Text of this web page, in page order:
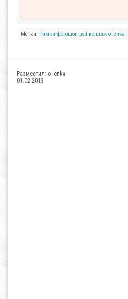
Метки: Рамки фотошоп psd коллаж o-lenka
Разместил: o-lenka
01.02.2013